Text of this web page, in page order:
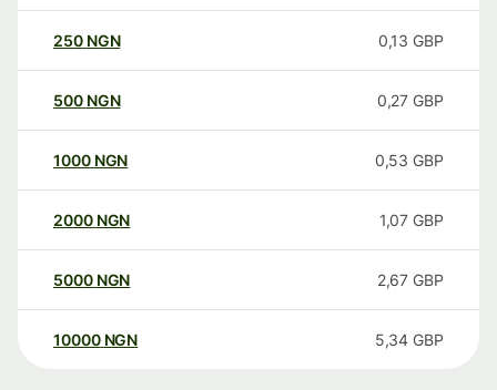
250 NGN 0,13 GBP
500 NGN 0,27 GBP
1000 NGN 0,53 GBP
2000 NGN 1,07 GBP
5000 NGN 2,67 GBP
10000 NGN 5,34 GBP